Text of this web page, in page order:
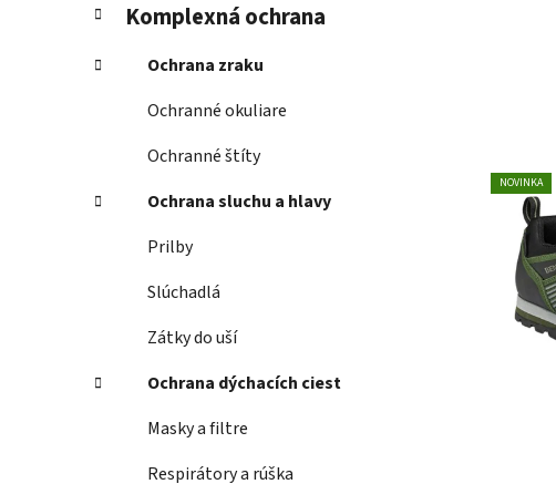
Komplexná ochrana
Ochrana zraku
Ochranné okuliare
Ochranné štíty
Ochrana sluchu a hlavy
Prilby
Slúchadlá
Zátky do uší
Ochrana dýchacích ciest
Masky a filtre
Respirátory a rúška
NOVINKA